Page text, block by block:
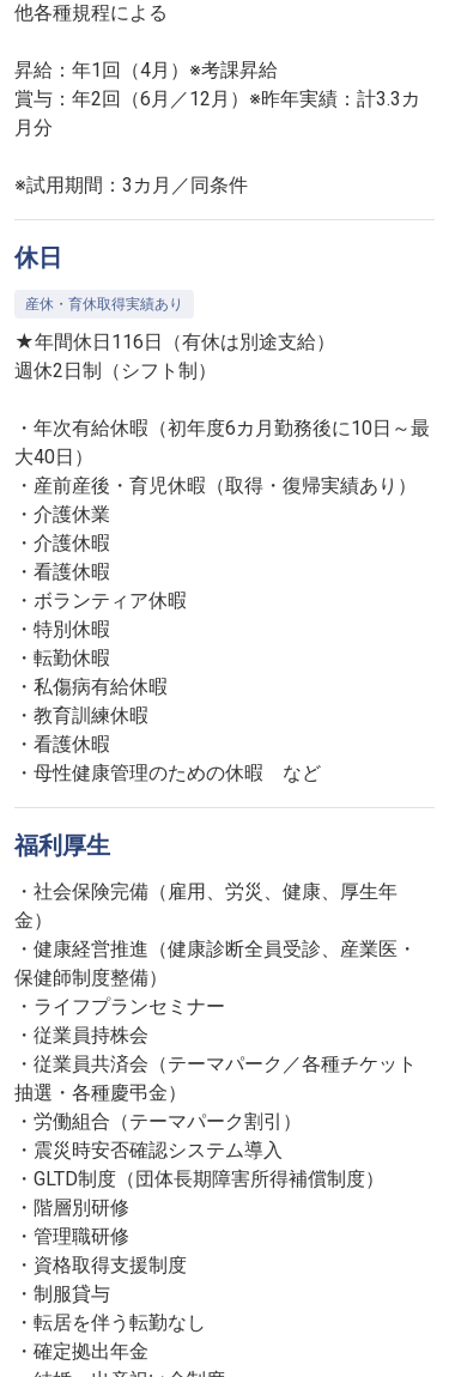
他各種規程による
昇給：年1回（4月）※考課昇給
賞与：年2回（6月／12月）※昨年実績：計3.3カ
月分
※試用期間：3カ月／同条件
休日
産休・育休取得実績あり
★年間休日116日（有休は別途支給）
週休2日制（シフト制）
・年次有給休暇（初年度6カ月勤務後に10日～最
大40日）
・産前産後・育児休暇（取得・復帰実績あり）
・介護休業
・介護休暇
・看護休暇
・ボランティア休暇
・特別休暇
・転勤休暇
・私傷病有給休暇
・教育訓練休暇
・看護休暇
・母性健康管理のための休暇 など
福利厚生
・社会保険完備（雇用、労災、健康、厚生年
金）
・健康経営推進（健康診断全員受診、産業医・
保健師制度整備）
・ライフプランセミナー
・従業員持株会
・従業員共済会（テーマパーク／各種チケット
抽選・各種慶弔金）
・労働組合（テーマパーク割引）
・震災時安否確認システム導入
・GLTD制度（団体長期障害所得補償制度）
・階層別研修
・管理職研修
・資格取得支援制度
・制服貸与
・転居を伴う転勤なし
・確定拠出年金